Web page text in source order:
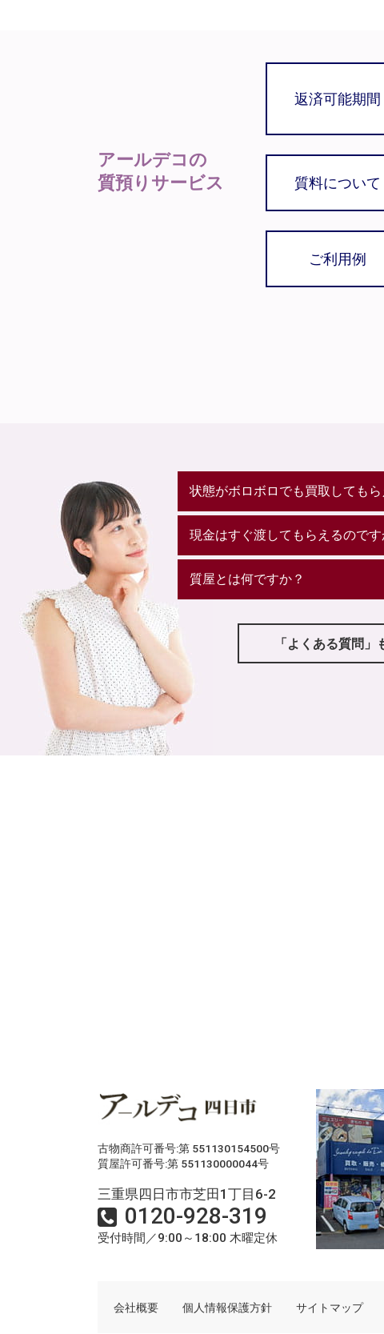
アールデコの
質預りサービス
返済可能期間
質料について
ご利用例
状態がボロボロでも買取してもら
現金はすぐ渡してもらえるのです
質屋とは何ですか？
「よくある質問」
古物商許可番号:第 551130154500号
質屋許可番号:第 551130000044号
三重県四日市市芝田1丁目6-2
0120-928-319
受付時間／9:00～18:00 木曜定休
会社概要 個人情報保護方針 サイトマップ